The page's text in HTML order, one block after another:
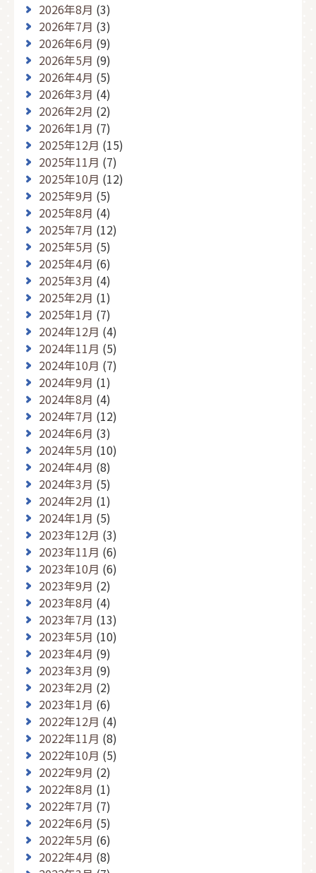
2026年8月 (3)
2026年7月 (3)
2026年6月 (9)
2026年5月 (9)
2026年4月 (5)
2026年3月 (4)
2026年2月 (2)
2026年1月 (7)
2025年12月 (15)
2025年11月 (7)
2025年10月 (12)
2025年9月 (5)
2025年8月 (4)
2025年7月 (12)
2025年5月 (5)
2025年4月 (6)
2025年3月 (4)
2025年2月 (1)
2025年1月 (7)
2024年12月 (4)
2024年11月 (5)
2024年10月 (7)
2024年9月 (1)
2024年8月 (4)
2024年7月 (12)
2024年6月 (3)
2024年5月 (10)
2024年4月 (8)
2024年3月 (5)
2024年2月 (1)
2024年1月 (5)
2023年12月 (3)
2023年11月 (6)
2023年10月 (6)
2023年9月 (2)
2023年8月 (4)
2023年7月 (13)
2023年5月 (10)
2023年4月 (9)
2023年3月 (9)
2023年2月 (2)
2023年1月 (6)
2022年12月 (4)
2022年11月 (8)
2022年10月 (5)
2022年9月 (2)
2022年8月 (1)
2022年7月 (7)
2022年6月 (5)
2022年5月 (6)
2022年4月 (8)